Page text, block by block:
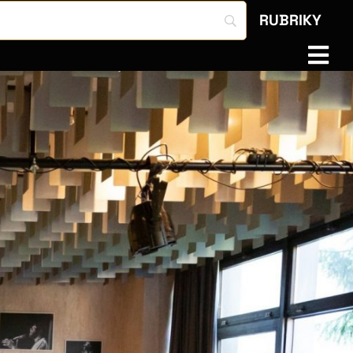
RUBRIKY